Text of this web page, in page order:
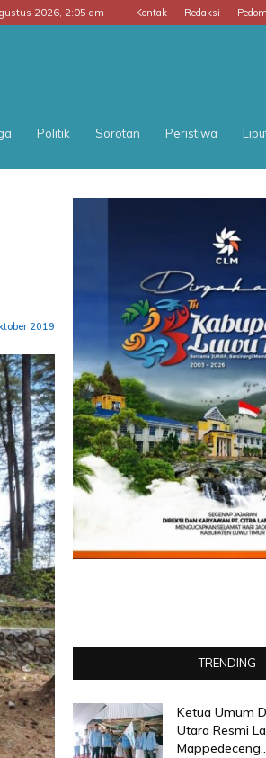
2026, 2:05 am Kontak Redaksi
Politik Sorotan Peristiwa
2019
TRENDING
Ketua Umum
Utara Resmi